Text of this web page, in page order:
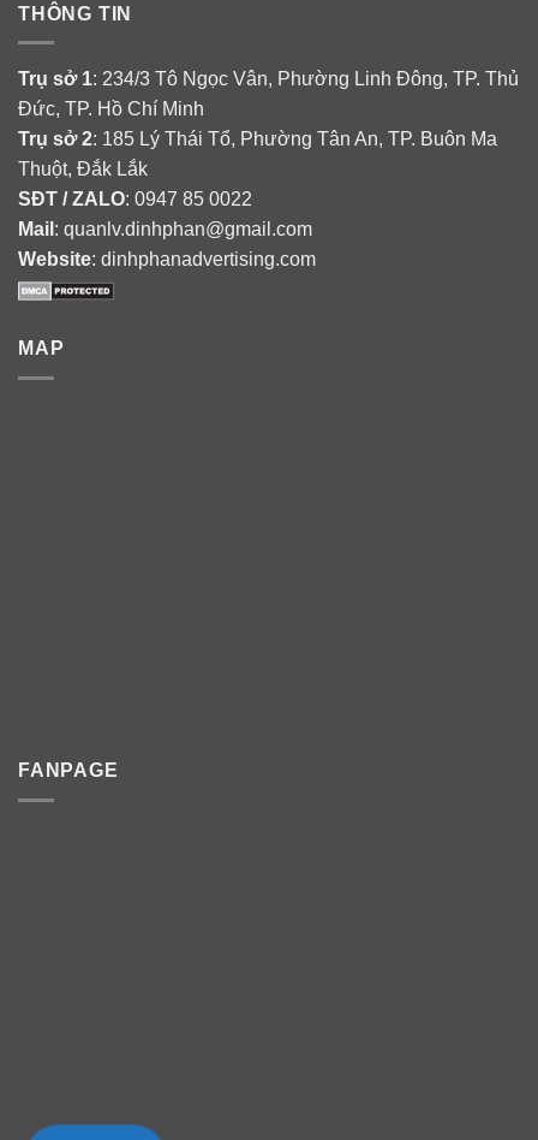
THÔNG TIN
Trụ sở 1: 234/3 Tô Ngọc Vân, Phường Linh Đông, TP. Thủ
Đức, TP. Hồ Chí Minh
Trụ sở 2: 185 Lý Thái Tổ, Phường Tân An, TP. Buôn Ma
Thuột, Đắk Lắk
SĐT / ZALO: 0947 85 0022
Mail : quanlv.dinhphan@gmail.com
Website: dinhphanadvertising.com
MAP
FANPAGE